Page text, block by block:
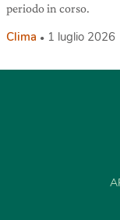
periodo in corso.
Clima 1 luglio 2026